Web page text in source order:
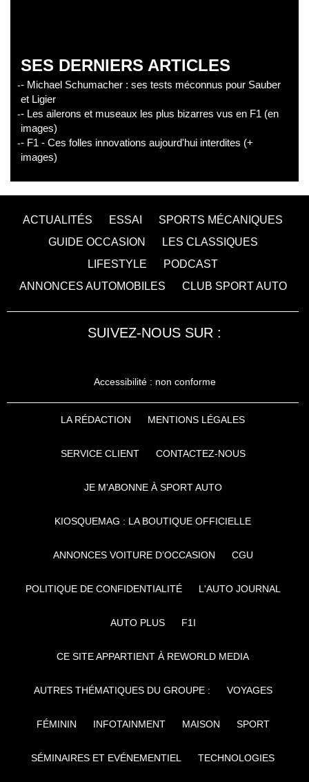
SES DERNIERS ARTICLES
- Michael Schumacher : ses tests méconnus pour Sauber
et Ligier
- Les ailerons et museaux les plus bizarres vus en F1 (en
images)
- F1 - Ces folles innovations aujourd'hui interdites (+
images)
ACTUALITÉS ESSAI
SPORTS MÉCANIQUES
GUIDE OCCASION
LES CLASSIQUES
LIFESTYLE
PODCAST
ANNONCES AUTOMOBILES
CLUB SPORT AUTO
SUIVEZ-NOUS SUR :
Accessibilité : non conforme
LA RÉDACTION MENTIONS LÉGALES
SERVICE CLIENT CONTACTEZ-NOUS
JE M'ABONNE À SPORT AUTO
KIOSQUEMAG : LA BOUTIQUE OFFICIELLE
ANNONCES VOITURE D’OCCASION CGU
POLITIQUE DE CONFIDENTIALITÉ L'AUTO JOURNAL
AUTO PLUS F1I
CE SITE APPARTIENT À REWORLD MEDIA
AUTRES THÉMATIQUES DU GROUPE : VOYAGES
FÉMININ INFOTAINMENT MAISON SPORT
SÉMINAIRES ET EVÉNEMENTIEL TECHNOLOGIES